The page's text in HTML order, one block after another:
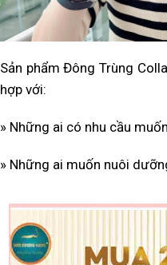
Sản phẩm Đông Trùng
hợp với:
» Những ai có nhu cầu
» Những ai muốn nuôi